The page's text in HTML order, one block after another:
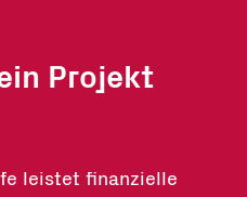
Projekt
leistet finanzielle